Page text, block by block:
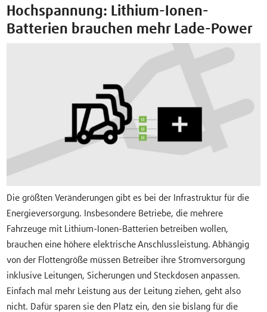
Hochspannung: Lithium-Ionen-
Batterien brauchen mehr Lade-Power
Die größten Veränderungen gibt es bei der Infrastruktur für die
Energieversorgung. Insbesondere Betriebe, die mehrere
Fahrzeuge mit Lithium-Ionen-Batterien betreiben wollen,
brauchen eine höhere elektrische Anschlussleistung. Abhängig
von der Flottengröße müssen Betreiber ihre Stromversorgung
inklusive Leitungen, Sicherungen und Steckdosen anpassen.
Einfach mal mehr Leistung aus der Leitung ziehen, geht also
nicht. Dafür sparen sie den Platz ein, den sie bislang für die